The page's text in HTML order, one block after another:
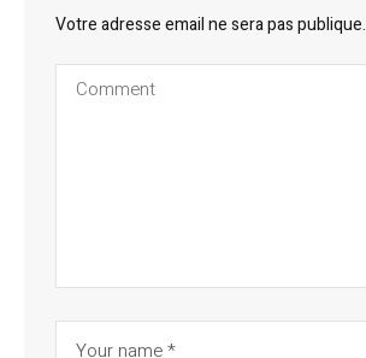
Votre adresse email ne sera pas publique.